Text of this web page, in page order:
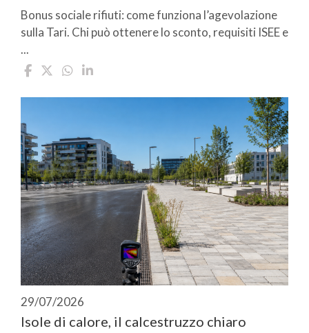
Bonus sociale rifiuti: come funziona l’agevolazione
sulla Tari. Chi può ottenere lo sconto, requisiti ISEE e
...
29/07/2026
Isole di calore, il calcestruzzo chiaro